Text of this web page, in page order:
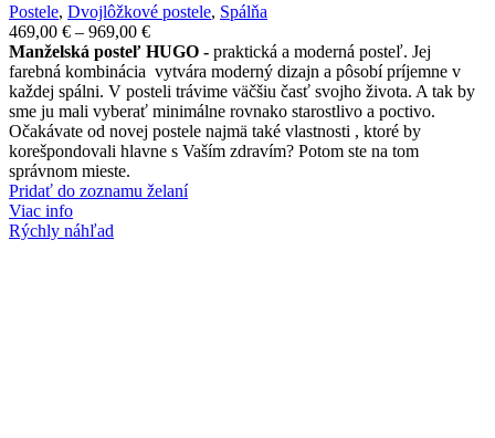
Postele, Dvojlôžkové postele, Spálňa
469,00 € – 969,00 €Price
range:
469,00 €
through
969,00 €
Manželská posteľ HUGO - praktická a moderná posteľ. Jej
farebná kombinácia vytvára moderný dizajn a pôsobí príjemne v
každej spálni. V posteli trávime väčšiu časť svojho života. A tak by
sme ju mali vyberať minimálne rovnako starostlivo a poctivo.
Očakávate od novej postele najmä také vlastnosti , ktoré by
korešpondovali hlavne s Vaším zdravím? Potom ste na tom
správnom mieste.
Pridať do zoznamu želaní
Viac info
Rýchly náhľad